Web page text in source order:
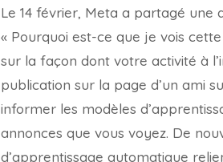
Le 14 février, Meta a partagé une
« Pourquoi est-ce que je vois
sur la façon dont votre activité à
publication sur la page d’un ami
informer les modèles
annonces que vous voyez. De
d’apprentissage automatique